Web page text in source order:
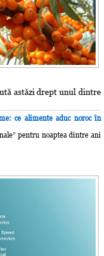
astăzi drept unul dintre
ce alimente aduc noroc în
pentru noaptea dintre ani